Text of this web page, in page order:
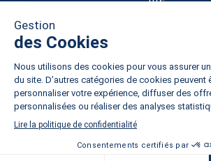
Mentions légales
CGU
Politique de